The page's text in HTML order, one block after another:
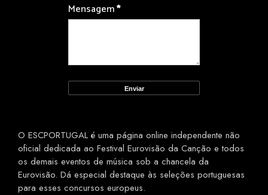
Mensagem*
O ESCPORTUGAL é uma página online independente não
oficial dedicada ao Festival Eurovisão da Canção e todos
os demais eventos de música sob a chancela da
Eurovisão. Dá especial destaque às seleções portuguesas
para esses concursos europeus.